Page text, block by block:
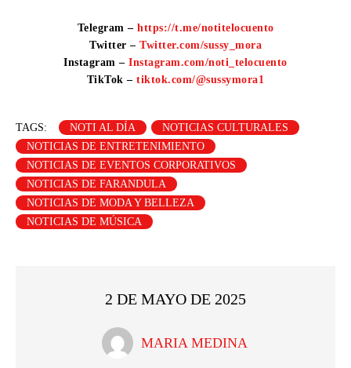
Telegram – https://t.me/notitelocuento
Twitter – Twitter.com/sussy_mora
Instagram – Instagram.com/noti_telocuento
TikTok –tiktok.com/@sussymora1
TAGS: NOTI AL DÍA
NOTICIAS CULTURALES
NOTICIAS DE ENTRETENIMIENTO
NOTICIAS DE EVENTOS CORPORATIVOS
NOTICIAS DE FARANDULA
NOTICIAS DE MODA Y BELLEZA
NOTICIAS DE MÚSICA
2 DE MAYO DE 2025
MARIA MEDINA